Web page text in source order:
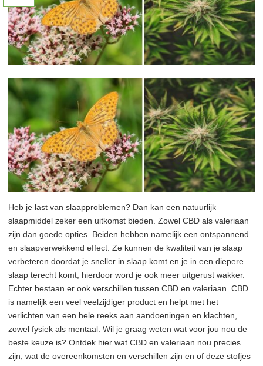
Heb je last van slaapproblemen? Dan kan een natuurlijk
slaapmiddel zeker een uitkomst bieden. Zowel CBD als valeriaan
zijn dan goede opties. Beiden hebben namelijk een ontspannend
en slaapverwekkend effect. Ze kunnen de kwaliteit van je slaap
verbeteren doordat je sneller in slaap komt en je in een diepere
slaap terecht komt, hierdoor word je ook meer uitgerust wakker.
Echter bestaan er ook verschillen tussen CBD en valeriaan. CBD
is namelijk een veel veelzijdiger product en helpt met het
verlichten van een hele reeks aan aandoeningen en klachten,
zowel fysiek als mentaal. Wil je graag weten wat voor jou nou de
beste keuze is? Ontdek hier wat CBD en valeriaan nou precies
zijn, wat de overeenkomsten en verschillen zijn en of deze stofjes